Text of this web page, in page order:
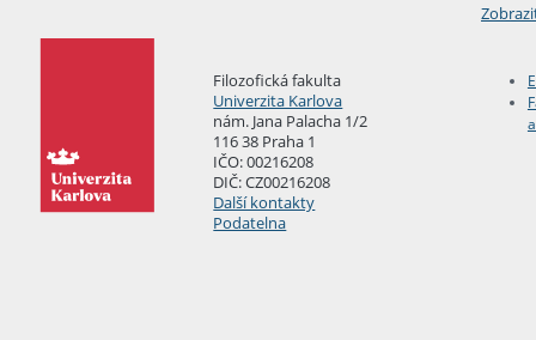
Filozofická fakulta
Univerzita Karlova
nám. Jana Palacha 1/2
116 38 Praha 1
IČO: 00216208
DIČ: CZ00216208
Další kontakty
Podatelna